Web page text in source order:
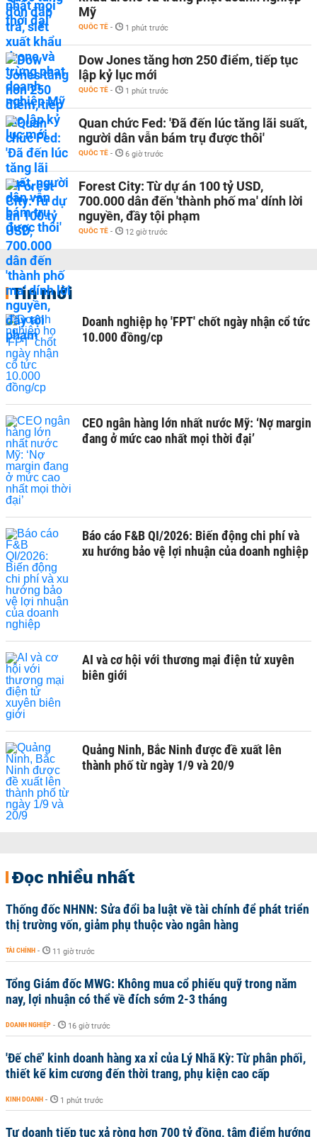
Mỹ
QUỐC TẾ - 1 phút trước
Dow Jones tăng hơn 250 điểm, tiếp tục
lập kỷ lục mới
QUỐC TẾ - 1 phút trước
Quan chức Fed: 'Đã đến lúc tăng lãi suất,
người dân vẫn bám trụ được thôi'
QUỐC TẾ - 6 giờ trước
Forest City: Từ dự án 100 tỷ USD,
700.000 dân đến 'thành phố ma' dính lời
nguyền, đầy tội phạm
QUỐC TẾ - 12 giờ trước
Tin mới
Doanh nghiệp họ 'FPT' chốt ngày nhận cổ tức
10.000 đồng/cp
CEO ngân hàng lớn nhất nước Mỹ: ‘Nợ margin
đang ở mức cao nhất mọi thời đại’
Báo cáo F&B QI/2026: Biến động chi phí và
xu hướng bảo vệ lợi nhuận của doanh nghiệp
AI và cơ hội với thương mại điện tử xuyên
biên giới
Quảng Ninh, Bắc Ninh được đề xuất lên
thành phố từ ngày 1/9 và 20/9
Đọc nhiều nhất
Thống đốc NHNN: Sửa đổi ba luật về tài chính để phát triển
thị trường vốn, giảm phụ thuộc vào ngân hàng
TÀI CHÍNH - 11 giờ trước
Tổng Giám đốc MWG: Không mua cổ phiếu quỹ trong năm
nay, lợi nhuận có thể về đích sớm 2-3 tháng
DOANH NGHIỆP - 16 giờ trước
'Đế chế’ kinh doanh hàng xa xỉ của Lý Nhã Kỳ: Từ phân phối,
thiết kế kim cương đến thời trang, phụ kiện cao cấp
KINH DOANH - 1 phút trước
Tự doanh tiếp tục xả ròng hơn 700 tỷ đồng, tâm điểm hướng